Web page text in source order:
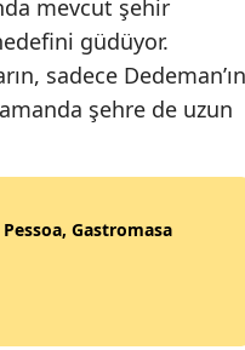
mevcut şehir
güdüyor.
sadece Dedeman’ın
şehre de uzun
Gastromasa